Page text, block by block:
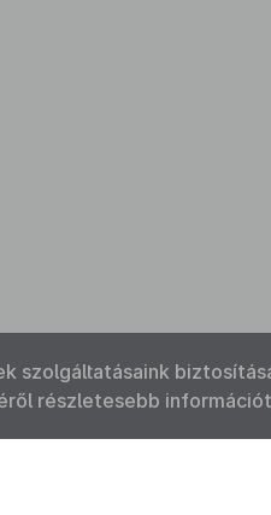
szolgáltatásaink
részletesebb információt